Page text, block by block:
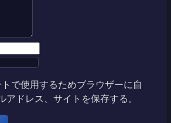
で使用するためブラウザーに自
アドレス、サイトを保存する。